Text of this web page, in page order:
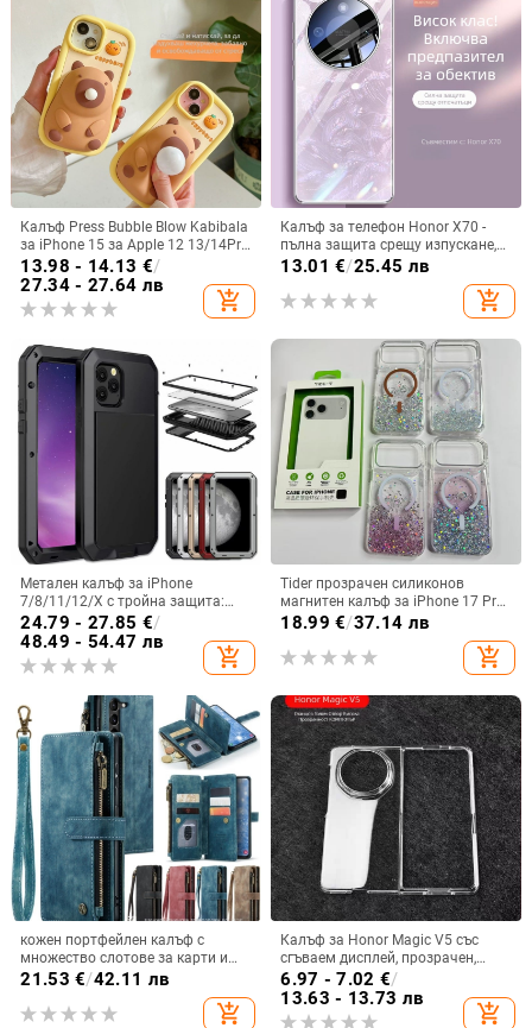
Калъф Press Bubble Blow Kabibala
за iPhone 15 за Apple 12 13/14Pro
Max, устойчив на изпускане 11
13.98 - 14.13 €/
27.34 - 27.64 лв
add_shopping_cart
Калъф за телефон Honor X70 -
пълна защита срещу изпускане,
закалено стъкло, модел Аурора
13.01 €/25.45 лв
add_shopping_cart
Метален калъф за iPhone
7/8/11/12/X с тройна защита:
удароустойчив, прахоустойчив и
запечатан
24.79 - 27.85 €/
48.49 - 54.47 лв
add_shopping_cart
Tider прозрачен силиконов
магнитен калъф за iPhone 17 Pro
Max, защита срещу падане,
18.99 €/37.14 лв
add_shopping_cart
кожен портфейлен калъф с
множество слотове за карти и
цип за iPhone 11–17 Pro Max, XR,
21.53 €/42.11 лв
add_shopping_cart
Калъф за Honor Magic V5 със
сгъваем дисплей, прозрачен,
лъскав, PC материал
6.97 - 7.02 €/
13.63 - 13.73 лв
add_shopping_cart